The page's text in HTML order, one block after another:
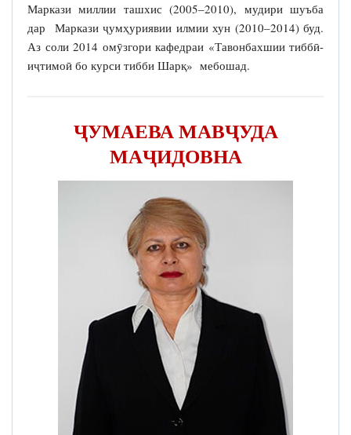
Маркази миллии ташхис (2005–2010), мудири шуъба
дар Маркази ҷумҳуриявии илмии хун (2010–2014) буд.
Аз соли 2014 омӯзгори кафедраи «Тавонбахшии тиббӣ-
иҷтимоӣ бо курси тибби Шарқ» мебошад.
ҶУМАЕВА МАВҶУДА
МАҶИДОВНА